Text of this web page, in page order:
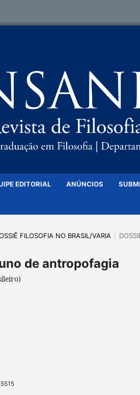
EDITORIAL ANÚNCIOS
FILOSOFIA NO BRASIL/VARIA /
de antropofagia